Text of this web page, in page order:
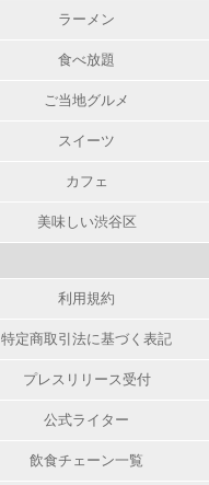
ラーメン
食べ放題
ご当地グルメ
スイーツ
カフェ
美味しい渋谷区
利用規約
特定商取引法に基づく表記
プレスリリース受付
公式ライター
飲食チェーン一覧